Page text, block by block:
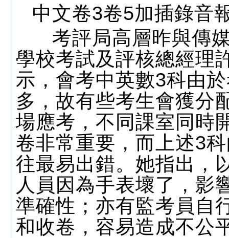
中文卷3卷5加插錄音
考評局高層昨與傳
學校考試及評核總經理
示，會考中英數3科由
多，故有些考生會獲分
場應考，不同課室同時
卷非常重要，而上述3
往最易出錯。她指出，
人員因為手表壞了，影
準確性；亦有監考員自
和收卷，容易造成不公